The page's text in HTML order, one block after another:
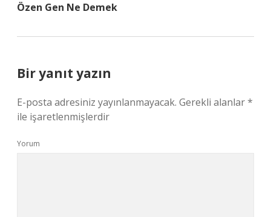
Özen Gen Ne Demek
Bir yanıt yazın
E-posta adresiniz yayınlanmayacak. Gerekli alanlar*
ile işaretlenmişlerdir
Yorum